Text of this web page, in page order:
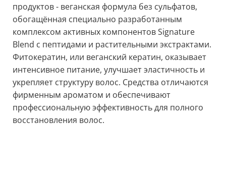
продуктов - веганская формула без сульфатов,
обогащённая специально разработанным
комплексом активных компонентов Signature
Blend с пептидами и растительными экстрактами.
Фитокератин, или веганский кератин, оказывает
интенсивное питание, улучшает эластичность и
укрепляет структуру волос. Средства отличаются
фирменным ароматом и обеспечивают
профессиональную эффективность для полного
восстановления волос.